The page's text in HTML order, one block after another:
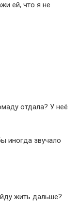
ей, что я не
отдала? У неё
иногда звучало
жить дальше?